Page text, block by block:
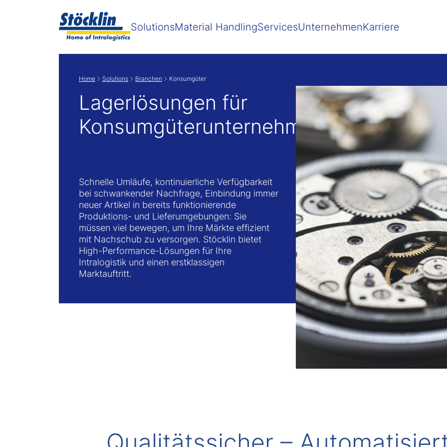
SolutionsMaterial HandlingServicesUnternehmenKarriere
Home Solutions Branchen Konsumgüter
Lagerlösungen für
Konsumgüterunternehmen
Schnelle Umläufe, kontinuierliche Verfügbarkeit
bei schwankender Nachfrage, Einbindung immer
neuer Artikel in bereits funktionierende
Produktions- und Lieferumgebungen: Sie
müssen viel bewegen, um Ihre Märkte effizient
mit Nachschub zu versorgen. Stöcklin bietet
High-Performance-Lösungen für Ihre
Intralogistik und einen erstklassigen
Marktauftritt.